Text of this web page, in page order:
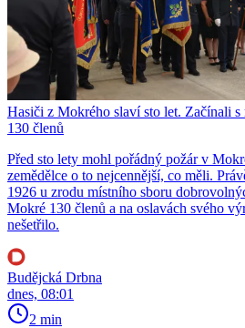
Hasiči z Mokrého slaví sto let. Začínali
130 členů
Před sto lety mohl pořádný požár v
zemědělce o to nejcennější, co měli.
1926 u zrodu místního sboru
Mokré 130 členů a na oslavách svého
nešetřilo.
Budějcká Drbna
dnes, 08:01
2 min